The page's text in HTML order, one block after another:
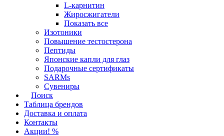
L-карнитин
Жиросжигатели
Показать все
Изотоники
Повышение тестостерона
Пептиды
Японские капли для глаз
Подарочные сертификаты
SARMs
Сувениры
Поиск
Таблица брендов
Доставка и оплата
Контакты
Акции! %